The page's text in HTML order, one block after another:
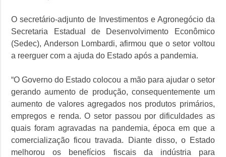
O secretário-adjunto de Investimentos e Agronegócio da
Secretaria Estadual de Desenvolvimento Econômico
(Sedec), Anderson Lombardi, afirmou que o setor voltou
a reerguer com a ajuda do Estado após a pandemia.
“O Governo do Estado colocou a mão para ajudar o setor
gerando aumento de produção, consequentemente um
aumento de valores agregados nos produtos primários,
empregos e renda. O setor passou por dificuldades as
quais foram agravadas na pandemia, época em que a
comercialização ficou travada. Diante disso, o Estado
melhorou os benefícios fiscais da indústria para